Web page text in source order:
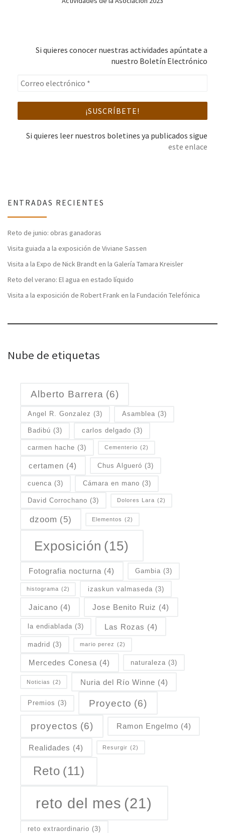
Si quieres conocer nuestras actividades apúntate a
nuestro Boletín Electrónico
Si quieres leer nuestros boletines ya publicados sigue
este enlace
ENTRADAS RECIENTES
Reto de junio: obras ganadoras
Visita guiada a la exposición de Viviane Sassen
Visita a la Expo de Nick Brandt en la Galería Tamara Kreisler
Reto del verano: El agua en estado líquido
Visita a la exposición de Robert Frank en la Fundación Telefónica
Nube de etiquetas
Alberto Barrera (6)
Angel R. Gonzalez (3) Asamblea (3)
Badibú (3) carlos delgado (3)
carmen hache (3) Cementerio (2)
certamen (4) Chus Algueró (3)
cuenca (3) Cámara en mano (3)
David Corrochano (3) Dolores Lara (2)
dzoom (5) Elementos (2)
Exposición (15)
Fotografia nocturna (4) Gambia (3)
histograma (2) izaskun valmaseda (3)
Jaicano (4) Jose Benito Ruiz (4)
la endiablada (3) Las Rozas (4)
madrid (3) mario perez (2)
Mercedes Conesa (4) naturaleza (3)
Noticias (2) Nuria del Río Winne (4)
Premios (3) Proyecto (6)
proyectos (6) Ramon Engelmo (4)
Realidades (4) Resurgir (2)
Reto (11)
reto del mes (21)
reto extraordinario (3)